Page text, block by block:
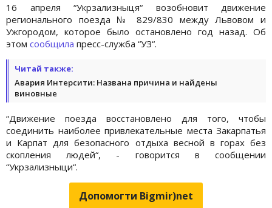
16 апреля “Укрзализныця“ возобновит движение
регионального поезда № 829/830 между Львовом и
Ужгородом, которое было остановлено год назад. Об
этом сообщила пресс-служба “УЗ“.
Читай также:
Авария Интерсити: Названа причина и найдены
виновные
“Движение поезда восстановлено для того, чтобы
соединить наиболее привлекательные места Закарпатья
и Карпат для безопасного отдыха весной в горах без
скопления людей“, - говорится в сообщении
“Укрзализныци“.
Допомогти Bigmir)net